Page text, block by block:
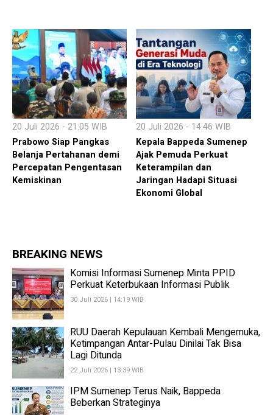
20 Juli 2026 - 21:05 WIB
Prabowo Siap Pangkas
Belanja Pertahanan demi
Percepatan Pengentasan
Kemiskinan
20 Juli 2026 - 14:46 WIB
Kepala Bappeda Sumenep
Ajak Pemuda Perkuat
Keterampilan dan
Jaringan Hadapi Situasi
Ekonomi Global
BREAKING NEWS
Komisi Informasi Sumenep Minta PPID
Perkuat Keterbukaan Informasi Publik
30 Juli 2026 | 14:19 WIB
RUU Daerah Kepulauan Kembali Mengemuka,
Ketimpangan Antar-Pulau Dinilai Tak Bisa
Lagi Ditunda
22 Juli 2026 | 13:39 WIB
IPM Sumenep Terus Naik, Bappeda
Beberkan Strateginya